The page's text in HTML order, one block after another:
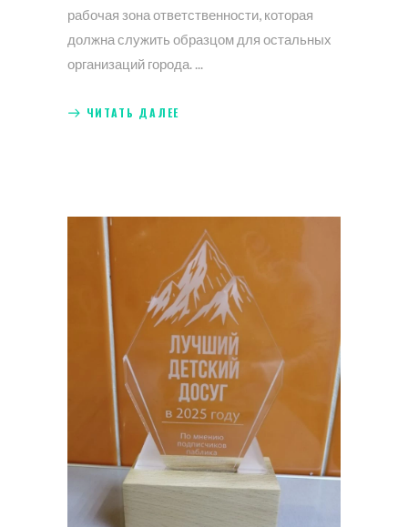
рабочая зона ответственности, которая
должна служить образцом для остальных
организаций города.
ЧИТАТЬ ДАЛЕЕ